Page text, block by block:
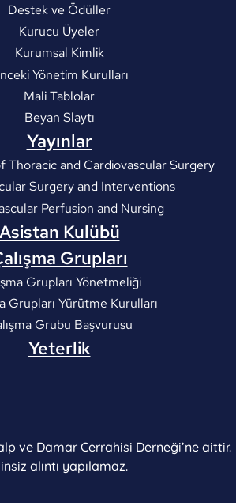
Destek ve Ödüller
Kurucu Üyeler
Kurumsal Kimlik
Yönetim Kurulları
Mali Tablolar
Beyan Slaytı
Yayınlar
Thoracic and Cardiovascular Surgery
Surgery and Interventions
Perfusion and Nursing
Asistan Kulübü
Grupları
Grupları Yönetmeliği
Grupları Yürütme Kurulları
Grubu Başvurusu
Yeterlik
ve Damar Cerrahisi Derneği’ne aittir.
alıntı yapılamaz.